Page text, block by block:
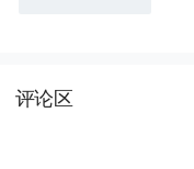
评论区